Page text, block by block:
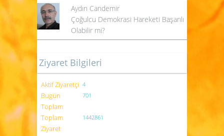
Aydın Candemir
Çoğulcu Demokrasi Hareketi Başarılı
Olabilir mi?
Ziyaret Bilgileri
Aktif Ziyaretçi 4
Bugün
Toplam
701
Toplam
Ziyaret
1442861